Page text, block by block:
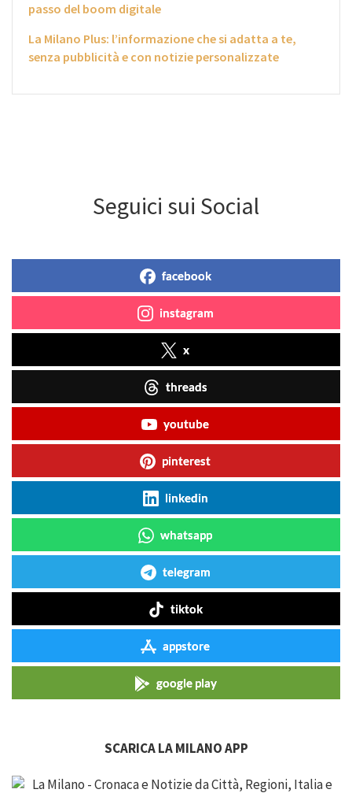
passo del boom digitale
La Milano Plus: l’informazione che si adatta a te,
senza pubblicità e con notizie personalizzate
Seguici sui Social
facebook
instagram
x
threads
youtube
pinterest
linkedin
whatsapp
telegram
tiktok
appstore
google play
SCARICA LA MILANO APP